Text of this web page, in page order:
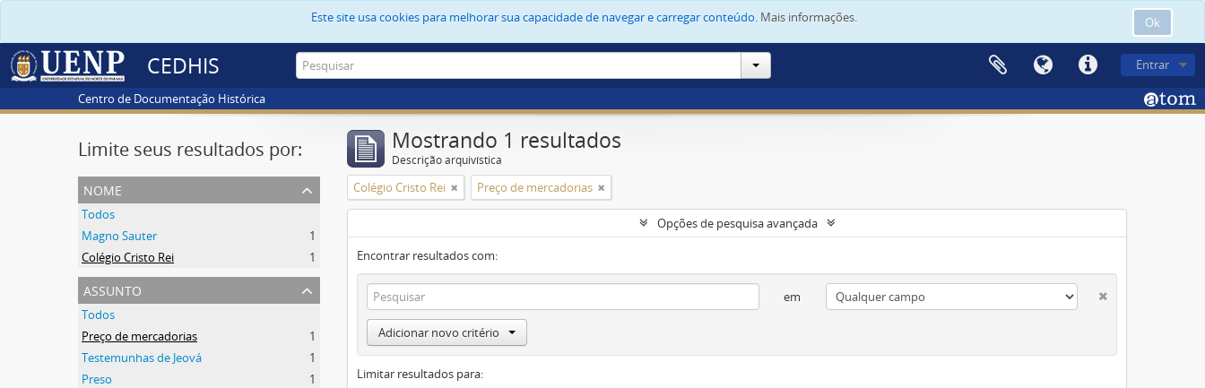
Ok
Este site usa cookies para melhorar sua capacidade de navegar e carregar conteúdo. Mais informações.
CEDHIS Entrar
Centro de Documentação Histórica
Limite seus resultados por:
nome
Todos
Magno Sauter
1
Colégio Cristo Rei
1
assunto
Todos
Preço de mercadorias
1
Testemunhas de Jeová
1
Preso
1
Mostrando 1 resultados
Descrição arquivística
Colégio Cristo Rei Preço de mercadorias
Opções de pesquisa avançada
Encontrar resultados com:
em
Adicionar novo critério
Limitar resultados para: